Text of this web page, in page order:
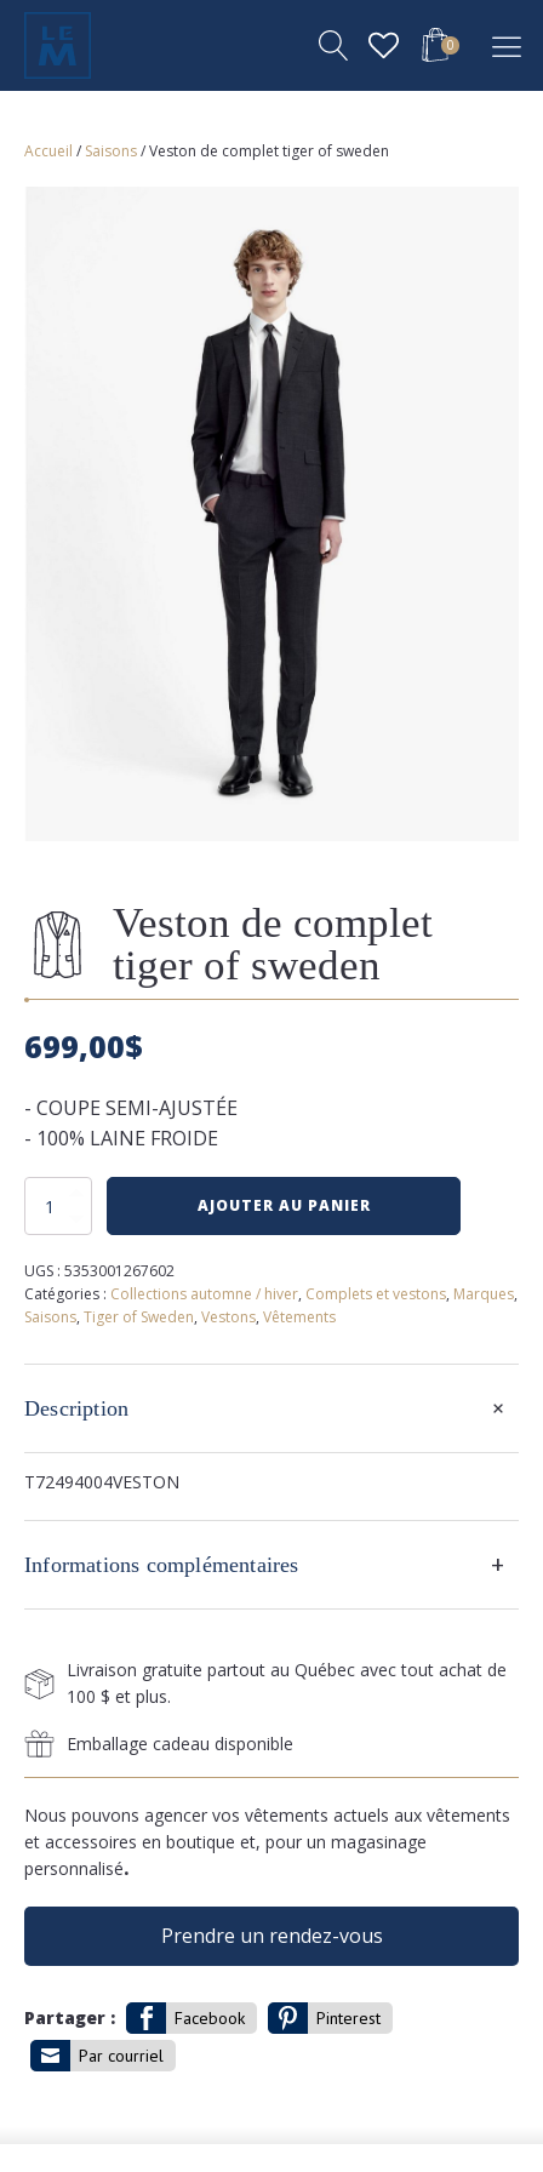
0
Accueil / Saisons/ Veston de complet tiger of sweden
Veston de complet
tiger of sweden
699,00$
- COUPE SEMI-AJUSTÉE
- 100% LAINE FROIDE
quantité
de
complet
tiger
sweden
AJOUTER AU PANIER
UGS : 5353001267602
Catégories : Collections automne / hiver, Complets et vestons, Marques,
Saisons, Tiger of Sweden, Vestons, Vêtements
Description +
T72494004VESTON
Informations complémentaires +
Livraison gratuite partout au Québec avec tout achat de
100 $ et plus.
Emballage cadeau disponible
Nous pouvons agencer vos vêtements actuels aux vêtements
et accessoires en boutique et, pour un magasinage
personnalisé.
Prendre un rendez-vous
Partager : Facebook
Pinterest
Par courriel